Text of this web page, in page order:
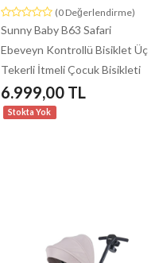
(0 Değerlendirme)
Sunny Baby B63 Safari
Ebeveyn Kontrollü Bisiklet Üç
Tekerli İtmeli Çocuk Bisikleti
6.999,00 TL
Stokta Yok